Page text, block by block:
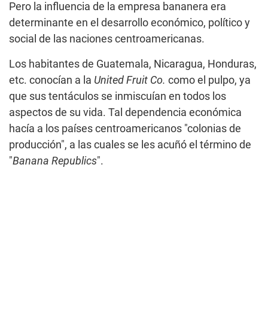
Pero la influencia de la empresa bananera era
determinante en el desarrollo económico, político y
social de las naciones centroamericanas.
Los habitantes de Guatemala, Nicaragua, Honduras,
etc. conocían a la United Fruit Co. como el pulpo, ya
que sus tentáculos se inmiscuían en todos los
aspectos de su vida. Tal dependencia económica
hacía a los países centroamericanos "colonias de
producción", a las cuales se les acuñó el término de
"Banana Republics".